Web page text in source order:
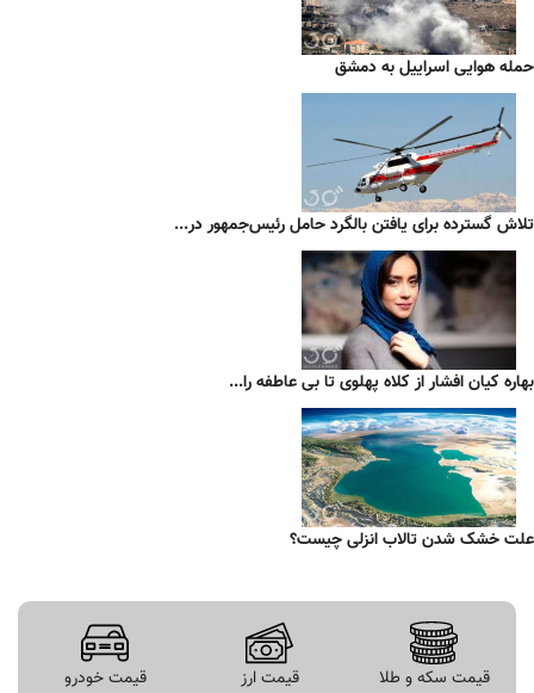
حمله هوایی اسراییل به دمشق
تلاش گسترده برای یافتن بالگرد حامل رئیس‌جمهور در...
بهاره کیان افشار از کلاه پهلوی تا بی عاطفه را...
علت خشک شدن تالاب انزلی چیست؟
قیمت سکه و طلا قیمت ارز قیمت خودرو